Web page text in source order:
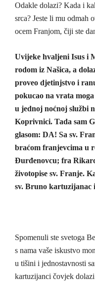
Odakle dolazi? Kada i
srca? Jeste li mu odmah
ocem Franjom, čiji ste
Uvijeke hvaljeni Isus i
rodom iz Našica, a
proveo djetinjstvo i
pokucao na vrata
u jednoj noćnoj službi
Koprivnici. Tada sam
glasom: DA! Sa sv.
braćom franjevcima u
Đurđenovcu; fra
životopise sv. Franje.
sv. Bruno kartuzijanac
Spomenuli ste svetoga
s nama vaše iskustvo
u tišini i jednostavnosti
kartuzijanci čovjek